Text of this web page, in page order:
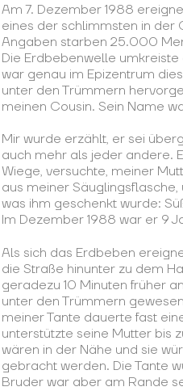
Am 7. Dezember 1988
eines der schlimmsten in der
Angaben starben 25.000
Die Erdbebenwelle
war genau im Epizentrum
unter den Trümmern
meinen Cousin. Sein Name
Mir wurde erzählt, er sei
auch mehr als jeder andere.
Wiege, versuchte, meiner
aus meiner
was ihm geschenkt wurde:
Im Dezember 1988 war er 9
Als sich das Erdbeben
die Straße hinunter zu dem
geradezu 10 Minuten früher
unter den Trümmern
meiner Tante dauerte fast
unterstützte seine Mutter bis
wären in der Nähe und sie
gebracht werden. Die Tante
Bruder war aber am Rande